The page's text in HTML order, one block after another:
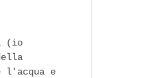
(io
l'acqua e